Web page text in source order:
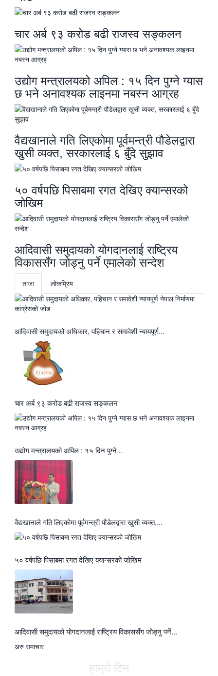
चार अर्ब ९३ करोड बढी राजस्व सङ्कलन
उद्योग मन्त्रालयको अपिल : १५ दिन पुग्ने ग्यास
छ भने अनावश्यक लाइनमा नबस्न आग्रह
वैद्यखानाले गति लिएकोमा पूर्वमन्त्री पौडेलद्वारा
खुसी व्यक्त, सरकारलाई ६ बुँदे सुझाव
५० वर्षपछि पिसाबमा रगत देखिए क्यान्सरको
जोखिम
आदिवासी समुदायको योगदानलाई राष्ट्रिय
विकाससँग जोड्नु पर्ने एमालेको सन्देश
ताजा लाेकप्रिय
आदिवासी समुदायको अधिकार, पहिचान र समावेशी न्यायपूर्ण...
चार अर्ब ९३ करोड बढी राजस्व सङ्कलन
उद्योग मन्त्रालयको अपिल : १५ दिन पुग्ने...
वैद्यखानाले गति लिएकोमा पूर्वमन्त्री पौडेलद्वारा खुसी व्यक्त,...
५० वर्षपछि पिसाबमा रगत देखिए क्यान्सरको जोखिम
आदिवासी समुदायको योगदानलाई राष्ट्रिय विकाससँग जोड्नु पर्ने...
अरु समाचार
हाम्राे टिम